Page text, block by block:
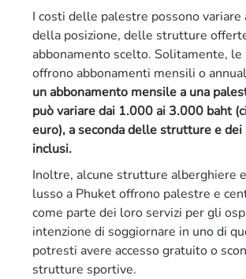
I costi delle palestre possono variare
della posizione, delle strutture
abbonamento scelto. Solitamente,
offrono abbonamenti mensili o
un abbonamento mensile a una
può variare dai 1.000 ai 3.000 baht
euro), a seconda delle strutture e dei
inclusi.
Inoltre, alcune strutture alberghiere
lusso a Phuket offrono palestre e
come parte dei loro servizi per gli
intenzione di soggiornare in uno di
potresti avere accesso gratuito o
strutture sportive.